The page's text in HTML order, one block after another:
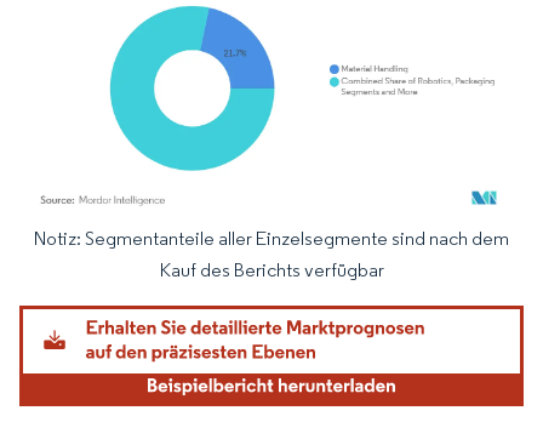
Bild © Mordor Intelligence. Wiederverwendung erfordert Namensnennung
Notiz: Segmentanteile aller Einzelsegmente sind nach dem
Kauf des Berichts verfügbar